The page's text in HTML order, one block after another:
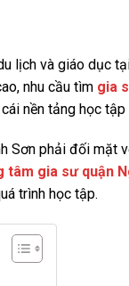
lịch và giáo dục
nhu cầu tìm gia
nền tảng học tập
Sơn phải đối mặt
tâm gia sư quận
trình học tập.